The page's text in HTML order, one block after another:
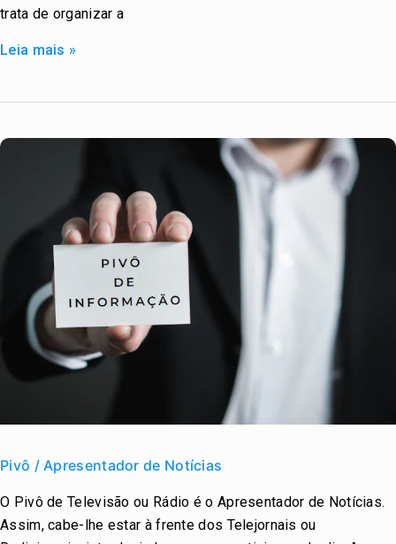
trata de organizar a
Leia mais »
Pivô / Apresentador de Notícias
O Pivô de Televisão ou Rádio é o Apresentador de Notícias.
Assim, cabe-lhe estar à frente dos Telejornais ou
/
de
Notícias